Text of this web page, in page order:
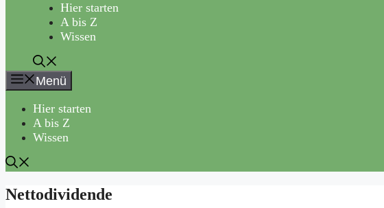
Hier starten
A bis Z
Wissen
Menü
Hier starten
A bis Z
Wissen
Nettodividende